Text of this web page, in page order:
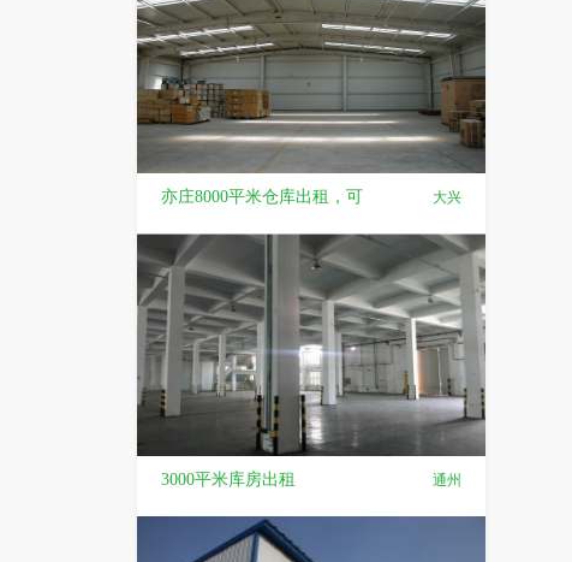
大兴
亦庄8000平米仓库出租，可
通州
3000平米库房出租